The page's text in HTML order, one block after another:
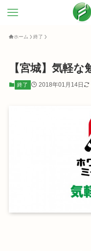
ホーム 終了
【宮城】気軽
終了 2018年01月14日